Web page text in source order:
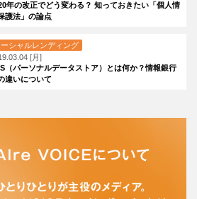
年の改正でどう変わる？ 知っておきたい「個人情
護法」の論点
ーシャルレンディング
[月]
（パーソナルデータストア）とは何か？情報銀行
違いについて